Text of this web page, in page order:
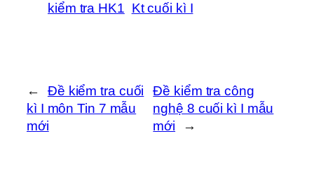
kiểm tra HK1 Kt cuối kì I
←
Đề kiểm tra cuối
kì I môn Tin 7 mẫu
mới
Đề kiểm tra công
nghệ 8 cuối kì I mẫu
mới
→